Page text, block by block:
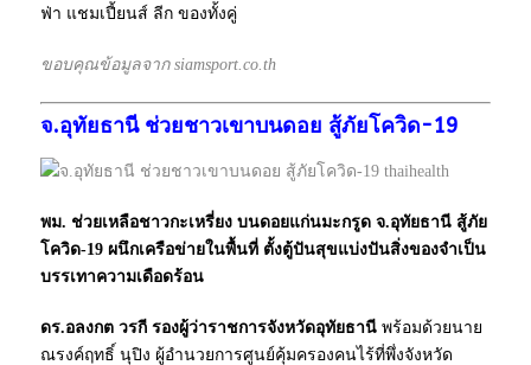
ฟ่า แชมเปี้ยนส์ ลีก ของทั้งคู่
ขอบคุณข้อมูลจาก siamsport.co.th
จ.อุทัยธานี ช่วยชาวเขาบนดอย สู้ภัยโควิด-19
พม. ช่วยเหลือชาวกะเหรี่ยง บนดอยแก่นมะกรูด จ.อุทัยธานี สู้ภัย
โควิด-19 ผนึกเครือข่ายในพื้นที่ ตั้งตู้ปันสุขแบ่งปันสิ่งของจำเป็น
บรรเทาความเดือดร้อน
ดร.อลงกต วรกี รองผู้ว่าราชการจังหวัดอุทัยธานี พร้อมด้วยนาย
ณรงค์ฤทธิ์ นุปิง ผู้อำนวยการศูนย์คุ้มครองคนไร้ที่พึ่งจังหวัด